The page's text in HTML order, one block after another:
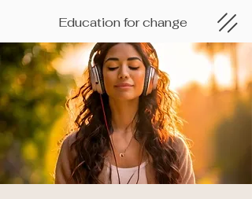
Education for change